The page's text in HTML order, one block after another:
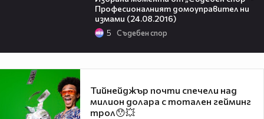
Професионалният домоуправител ни
измами (24.08.2016)
5 Съдебен спор
Тийнейджър почти спечели над
милион долара с тотален гейминг
трол😯💥